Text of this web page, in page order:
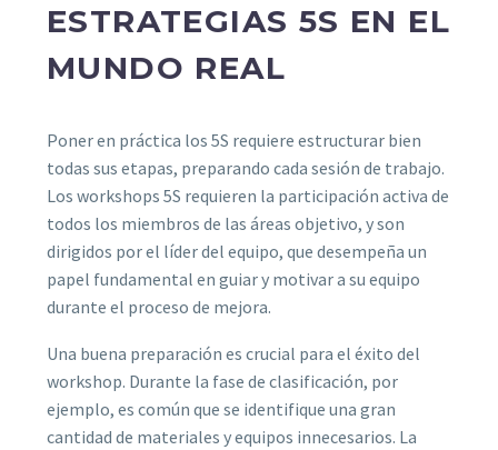
ESTRATEGIAS 5S EN EL
MUNDO REAL
Poner en práctica los 5S requiere estructurar bien
todas sus etapas, preparando cada sesión de trabajo.
Los workshops 5S requieren la participación activa de
todos los miembros de las áreas objetivo, y son
dirigidos por el líder del equipo, que desempeña un
papel fundamental en guiar y motivar a su equipo
durante el proceso de mejora.
Una buena preparación es crucial para el éxito del
workshop. Durante la fase de clasificación, por
ejemplo, es común que se identifique una gran
cantidad de materiales y equipos innecesarios. La